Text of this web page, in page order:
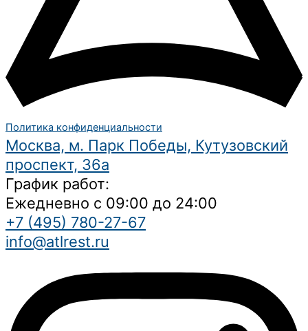
Политика конфиденциальности
Москва, м. Парк Победы, Кутузовский
проспект, 36а
График работ:
Ежедневно с 09:00 до 24:00
+7 (495) 780-27-67
info@atlrest.ru